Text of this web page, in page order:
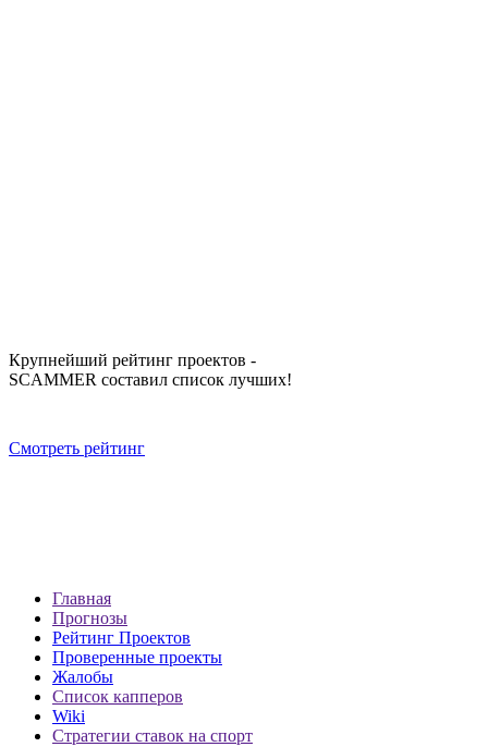
Крупнейший рейтинг проектов -
SCAMMER составил список лучших!
Смотреть рейтинг
Главная
Прогнозы
Рейтинг Проектов
Проверенные проекты
Жалобы
Список капперов
Wiki
Стратегии ставок на спорт